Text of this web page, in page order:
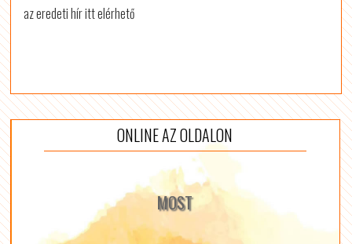
az eredeti hír itt elérhető
ONLINE AZ OLDALON
MOST